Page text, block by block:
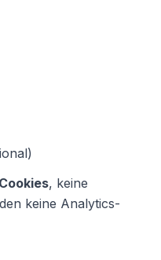
, keine
keine Analytics-